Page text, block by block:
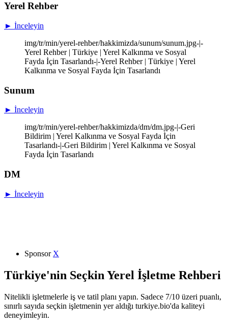
Yerel Rehber
► İnceleyin
img/tr/min/yerel-rehber/hakkimizda/sunum/sunum.jpg-|-
Yerel Rehber | Türkiye | Yerel Kalkınma ve Sosyal
Fayda İçin Tasarlandı-|-Yerel Rehber | Türkiye | Yerel
Kalkınma ve Sosyal Fayda İçin Tasarlandı
Sunum
► İnceleyin
img/tr/min/yerel-rehber/hakkimizda/dm/dm.jpg-|-Geri
Bildirim | Yerel Kalkınma ve Sosyal Fayda İçin
Tasarlandı-|-Geri Bildirim | Yerel Kalkınma ve Sosyal
Fayda İçin Tasarlandı
DM
► İnceleyin
Sponsor X
Türkiye'nin Seçkin Yerel İşletme Rehberi
Nitelikli işletmelerle iş ve tatil planı yapın. Sadece 7/10 üzeri puanlı,
sınırlı sayıda seçkin işletmenin yer aldığı turkiye.bio'da kaliteyi
deneyimleyin.